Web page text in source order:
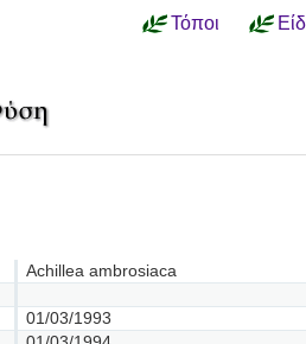
Τόποι
Achillea ambrosiaca
01/03/1993